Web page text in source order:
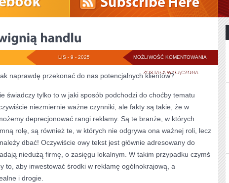
MOŻLIWOŚĆ KOMENTOWANIA REKLAMA
DŹWIGNIĄ
HANDLU
ZOSTAŁA WYŁĄCZONA
LIS - 9 - 2025
naprawdę przekonać do nas potencjalnych klientów?
świadczy tylko to w jaki sposób podchodzi do choćby tematu
niezmiernie ważne czynniki, ale fakty są takie, że w
deprecjonować rangi reklamy. Są te branże, w których
rolę, są również te, w których nie odgrywa ona ważnej roli, lecz
dbać! Oczywiście owy tekst jest głównie adresowany do
niedużą firmę, o zasięgu lokalnym. W takim przypadku czymś
to, aby inwestować środki w reklamę ogólnokrajową, a
i drogie.